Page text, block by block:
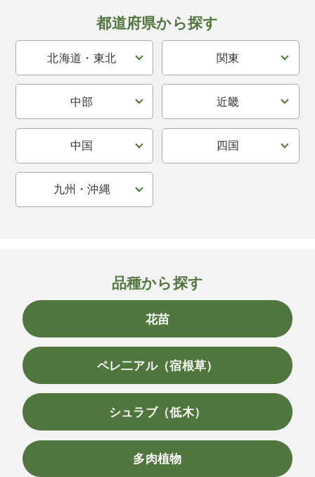
都道府県から探す
北海道・東北 関東
中部 近畿
中国 四国
九州・沖縄
品種から探す
花苗
ペレ二アル（宿根草）
シュラブ（低木）
多肉植物